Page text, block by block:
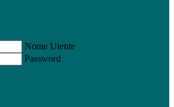
Nome Utente
Password